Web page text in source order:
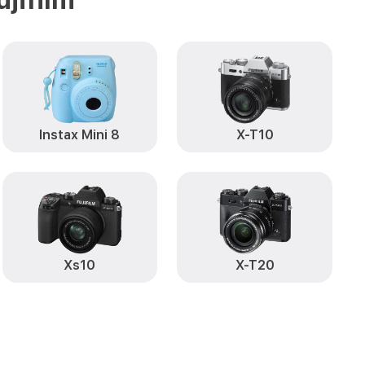
Body Fujifilm Заказать
X-H2S Body
Заказать
Body Fujifilm Заказать
Заказать
Fujifilm
Instax Mini 8 X-T10
Xs10 X-T20